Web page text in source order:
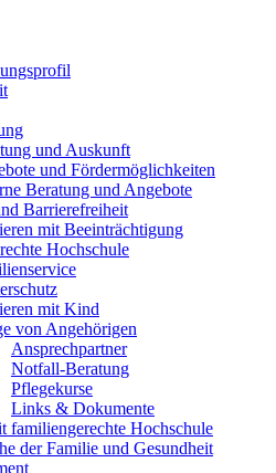
und Auskunft
und Fördermöglichkeiten
Beratung und Angebote
Barrierefreiheit
mit Beeinträchtigung
Hochschule
mit Kind
von Angehörigen
Ansprechpartner
Notfall-Beratung
Pflegekurse
Links & Dokumente
familiengerechte Hochschule
der Familie und Gesundheit